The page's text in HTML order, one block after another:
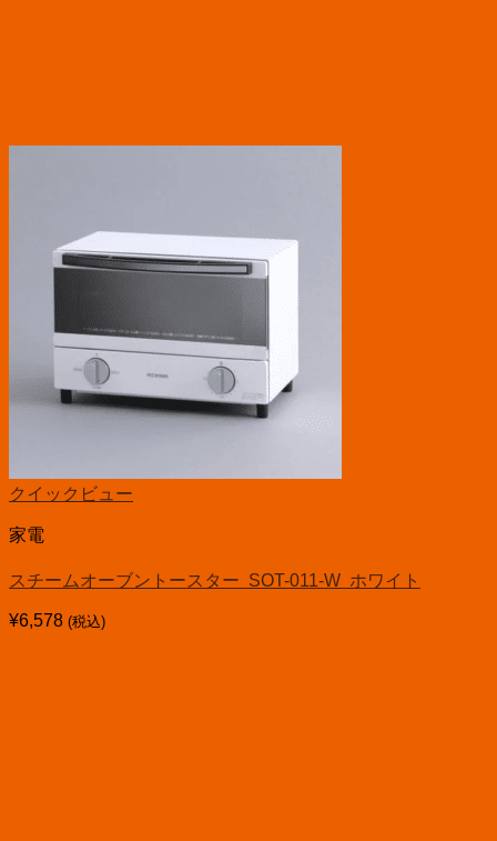
クイックビュー
家電
スチームオーブントースター SOT-011-W ホワイト
¥6,578 (税込)